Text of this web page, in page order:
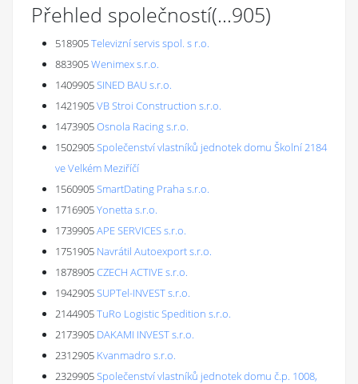
Přehled společností(...905)
518905Televizní servis spol. s r.o.
883905Wenimex s.r.o.
1409905SINED BAU s.r.o.
1421905VB Stroi Construction s.r.o.
1473905Osnola Racing s.r.o.
1502905Společenství vlastníků jednotek domu Školní 2184
ve Velkém Meziříčí
1560905SmartDating Praha s.r.o.
1716905Yonetta s.r.o.
1739905APE SERVICES s.r.o.
1751905 Navrátil Autoexport s.r.o.
1878905CZECH ACTIVE s.r.o.
1942905SUPTel-INVEST s.r.o.
2144905TuRo Logistic Spedition s.r.o.
2173905 DAKAMI INVEST s.r.o.
2312905 Kvanmadro s.r.o.
2329905Společenství vlastníků jednotek domu č.p. 1008,